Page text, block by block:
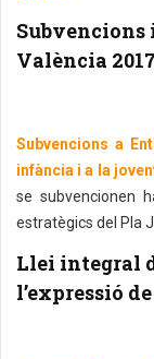
València 2017
Subvencions a
infància i a la
se subvencionen
estratègics del Pla
Llei integral
l’expressió